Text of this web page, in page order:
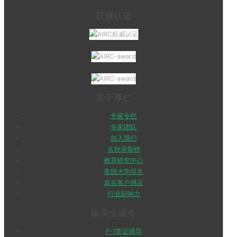
专家专栏
专家团队
加入我们
名校录取榜
教育研究中心
美国大学排名
真实客户感言
行业影响力
F-1签证辅导